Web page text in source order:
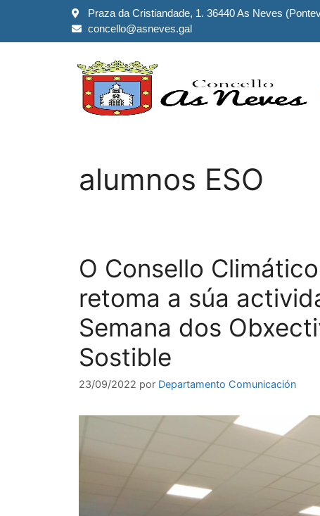
Praza da Cristiandade, 1. 36440 As Neves
concello@asneves.gal
alumnos ESO
O Consello
retoma a súa
Semana dos
Sostible
23/09/2022 por Departamento Comunicación